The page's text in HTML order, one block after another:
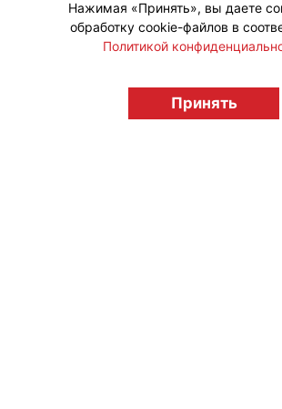
licensingrussia.ru, 2009-2026
Нажимая «Принять», вы даете
обработку cookie-файлов в
Политикой
Принять